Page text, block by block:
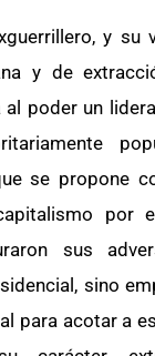
y su
y de
al poder un
se propone
por
sus
sino
para acotar a